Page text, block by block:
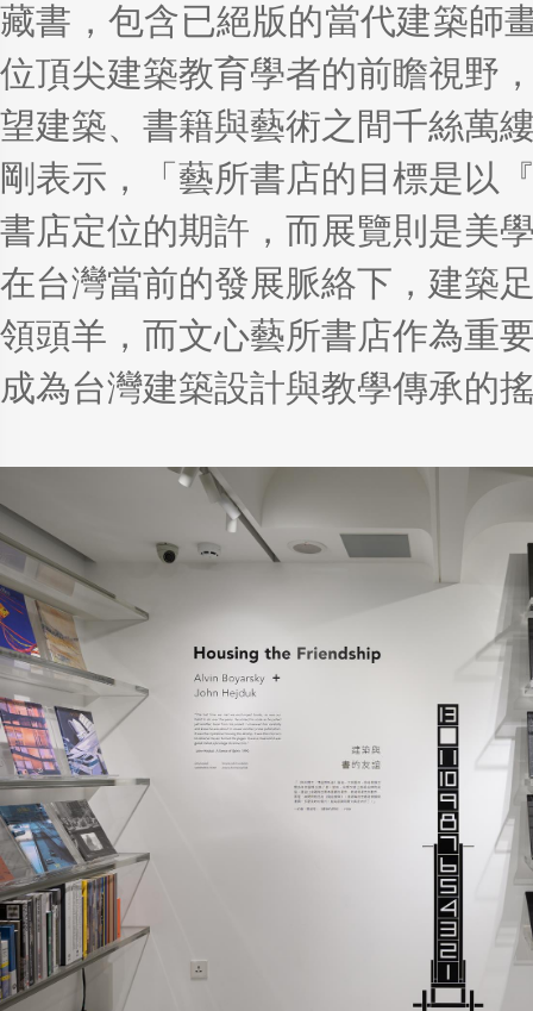
藏書，包含已絕版的當代建築師
位頂尖建築教育學者的前瞻視野
望建築、書籍與藝術之間千絲萬
剛表示，「藝所書店的目標是以
書店定位的期許，而展覽則是美
在台灣當前的發展脈絡下，建築
領頭羊，而文心藝所書店作為重
成為台灣建築設計與教學傳承的